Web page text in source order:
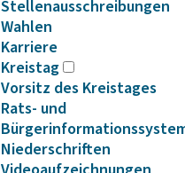
Stellenausschreibungen
Wahlen
Karriere
Kreistag
Vorsitz des Kreistages
Rats- und
Niederschriften